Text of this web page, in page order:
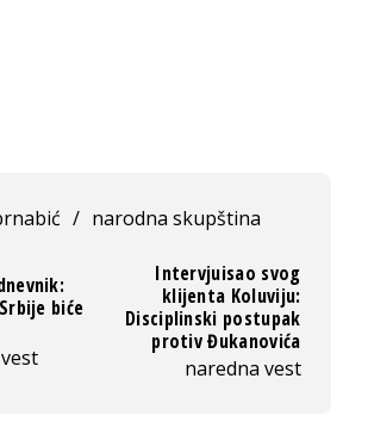
/ narodna skupština
biće
Intervjuisao svog
klijenta Koluviju:
Disciplinski postupak
protiv Đukanovića
naredna vest